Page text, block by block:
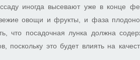
иногда высевают уже в конце
овощи и фрукты, и фаза
что посадочная лунка должна
поскольку это будет влиять на